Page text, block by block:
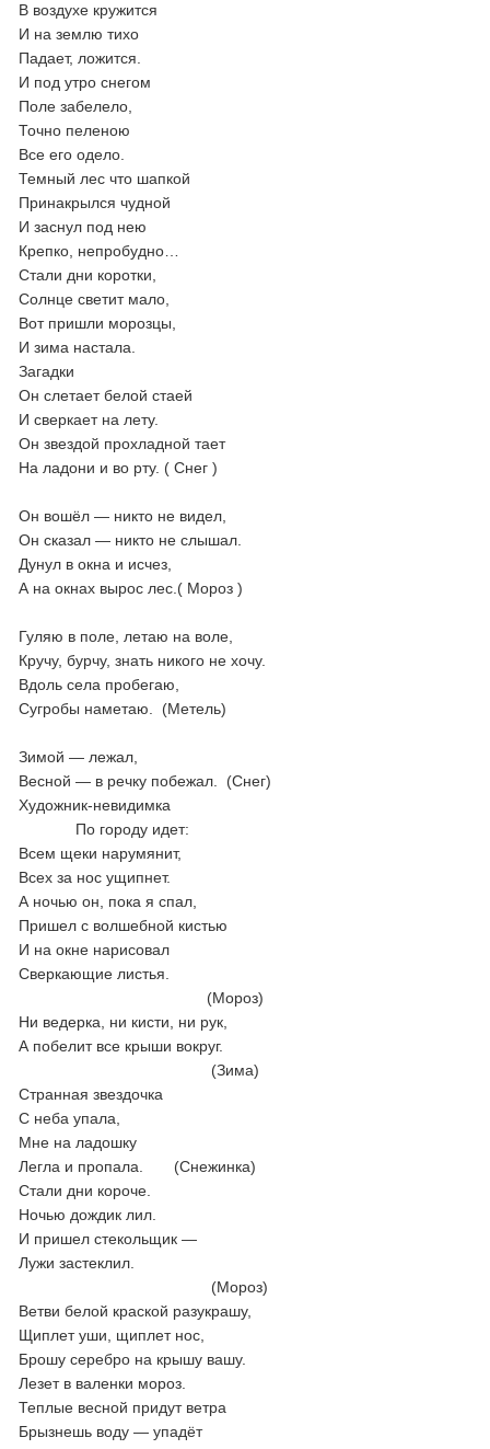
В воздухе кружится
И на землю тихо
Падает, ложится.
И под утро снегом
Поле забелело,
Точно пеленою
Все его одело.
Темный лес что шапкой
Принакрылся чудной
И заснул под нею
Крепко, непробудно…
Стали дни коротки,
Солнце светит мало,
Вот пришли морозцы,
И зима настала.
Загадки
Он слетает белой стаей
И сверкает на лету.
Он звездой прохладной тает
На ладони и во рту. ( Снег )
Он вошёл — никто не видел,
Он сказал — никто не слышал.
Дунул в окна и исчез,
А на окнах вырос лес.( Мороз )
Гуляю в поле, летаю на воле,
Кручу, бурчу, знать никого не хочу.
Вдоль села пробегаю,
Сугробы наметаю. (Метель)
Зимой — лежал,
Весной — в речку побежал. (Снег)
Художник-невидимка
По городу идет:
Всем щеки нарумянит,
Всех за нос ущипнет.
А ночью он, пока я спал,
Пришел с волшебной кистью
И на окне нарисовал
Сверкающие листья.
(Мороз)
Ни ведерка, ни кисти, ни рук,
А побелит все крыши вокруг.
(Зима)
Странная звездочка
С неба упала,
Мне на ладошку
Легла и пропала. (Снежинка)
Стали дни короче.
Ночью дождик лил.
И пришел стекольщик —
Лужи застеклил.
(Мороз)
Ветви белой краской разукрашу,
Щиплет уши, щиплет нос,
Брошу серебро на крышу вашу.
Лезет в валенки мороз.
Теплые весной придут ветра
Брызнешь воду — упадёт